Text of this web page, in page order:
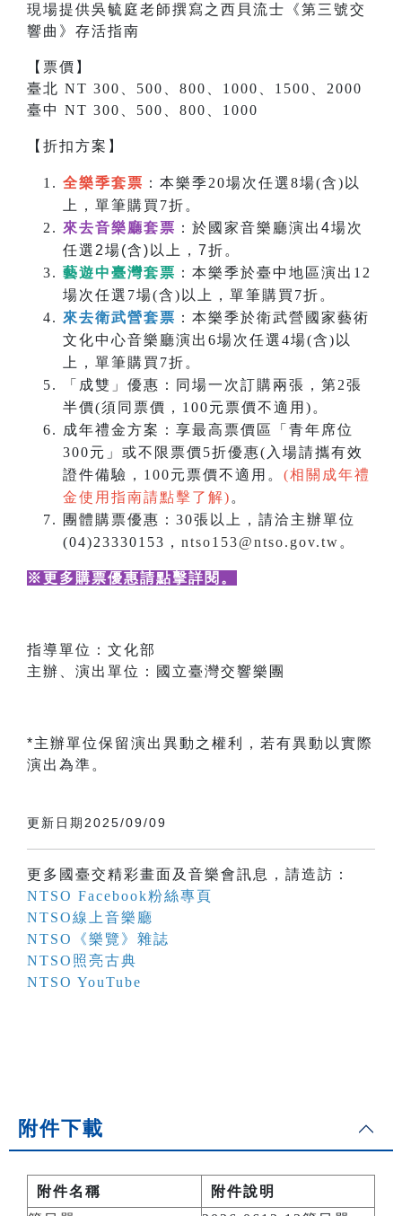
現場提供吳毓庭老師撰寫之 西貝流士 《第三號交
響曲 》存活指南
【票價】
臺北 NT 300、500、800、1000、1500、2000
臺中 NT 300、500、800、1000
【折扣方案】
全樂季套票 ：本樂季20場次任選8場(含)以
上，單筆購買7折。
來去音樂廳套票 ：於國家音樂廳演出4場次
任選2場(含)以上，7折。
藝遊中臺灣套票 ：本樂季於臺中地區演出12
場次任選7場(含)以上，單筆購買7折。
來去衛武營套票 ：本樂季於衛武營國家藝術
文化中心音樂廳演出6場次任選4場(含)以
上，單筆購買7折。
「成雙」優惠：同場一次訂購兩張，第2張
半價(須同票價，100元票價不適用)。
成年禮金方案：享最高票價區「青年席位
300元」或不限票價5折優惠(入場請攜有效
證件備驗，100元票價不適用。 (相關成年禮
金使用指南請點擊了解) 。
團體購票優惠：30張以上，請洽主辦單位
(04)23330153， ntso153@ntso.gov.tw 。
※更多購票優惠請點擊詳閱 。
指導單位：文化部
主辦、演出單位：國立臺灣交響樂團
*主辦單位保留演出異動之權利，若有異動以實際
演出為準。
更新日期2025/09/09
更多國臺交精彩畫面及音樂會訊息，請造訪：
NTSO Facebook粉絲專頁
NTSO線上音樂廳
NTSO《樂覽》雜誌
NTSO照亮古典
NTSO YouTube
附件下載
附件名稱
附件說明